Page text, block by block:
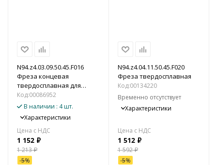
N94.z4.03.09.50.45.F016
Фреза концевая
твердосплавная для
алюминия, цветных
металлов и пластика
Код:00086952
В наличии : 4 шт.
Характеристики
1 152 ₽
1 213₽
-5%
N94.z4.04.11.50.45.F020
Фреза твердосплавная
Код:00134220
Временно отсутствует
Характеристики
1 512₽
1 592₽
-5%